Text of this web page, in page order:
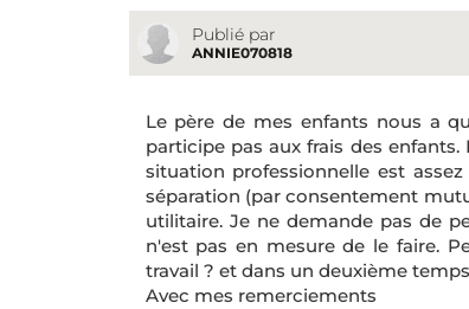
Publié par
ANNIE070818
Le père de mes enfants nous a
participe pas aux frais des
situation professionnelle est
séparation (par consentement
utilitaire. Je ne demande pas de
n'est pas en mesure de le faire.
travail ? et dans un deuxième
Avec mes remerciements